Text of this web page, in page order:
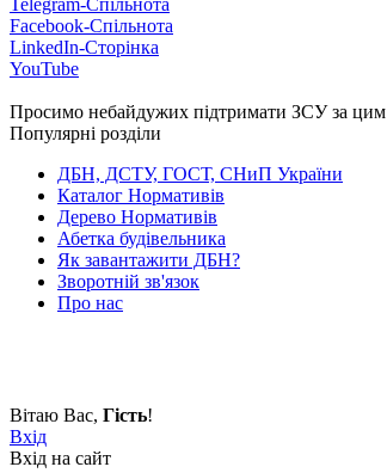
Facebook-Спільнота
LinkedIn-Сторінка
YouTube
Просимо небайдужих підтримати ЗСУ за цим
Популярні розділи
ДБН, ДСТУ, ГОСТ, СНиП України
Каталог Нормативів
Дерево Нормативів
Абетка будівельника
Як завантажити ДБН?
Зворотній зв'язок
Про нас
Вітаю Вас, Гість!
Вхід
Вхід на сайт